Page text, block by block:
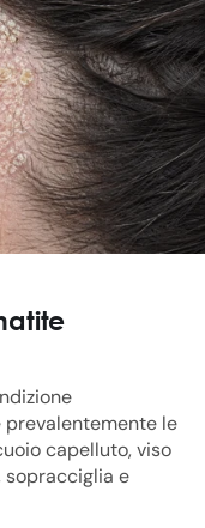
le
capelluto, viso
e